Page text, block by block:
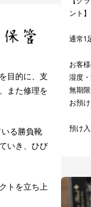
目的に、支
また修理を
る勝負靴
いき、ひび
トを立ち上
ント】
通常1
お客
湿度
無期
お預
預け